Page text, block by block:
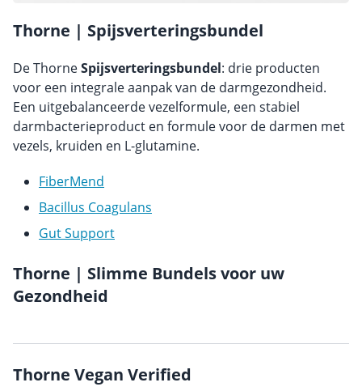
Thorne | Spijsverteringsbundel
De ThorneSpijsverteringsbundel: drie producten
voor een integrale aanpak van de darmgezondheid.
Een uitgebalanceerde vezelformule, een stabiel
darmbacterieproduct en formule voor de darmen met
vezels, kruiden en L-glutamine.
FiberMend
Bacillus Coagulans
Gut Support
Thorne | Slimme Bundels voor uw
Gezondheid
Thorne Vegan Verified